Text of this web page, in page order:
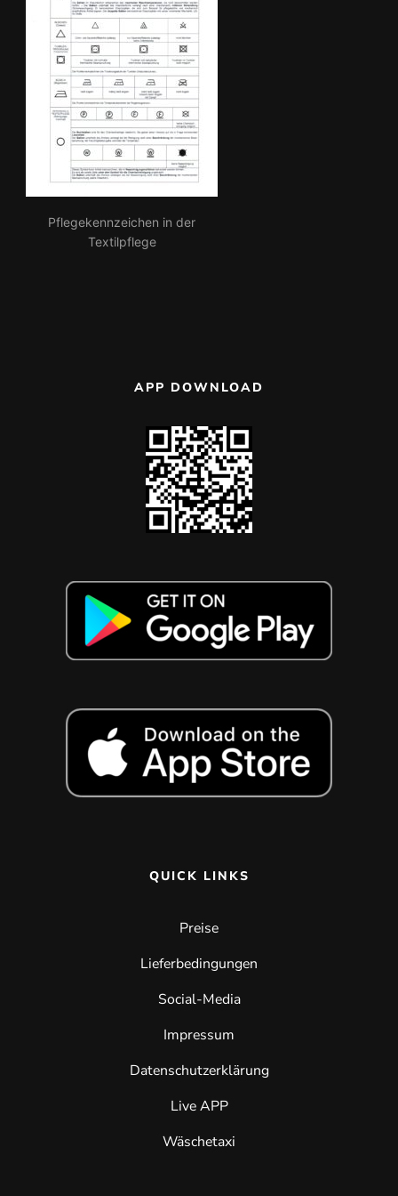
Pflegekennzeichen in der
Textilpflege
APP DOWNLOAD
QUICK LINKS
Preise
Lieferbedingungen
Social-Media
Impressum
Datenschutzerklärung
Live APP
Wäschetaxi